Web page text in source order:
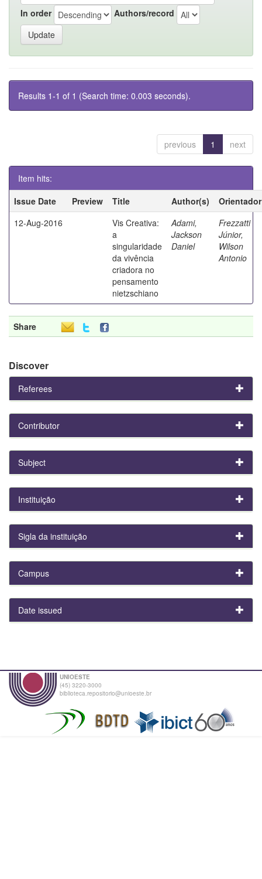
In order Authors/record
Results 1-1 of 1 (Search time: 0.003 seconds).
previous 1 next
Item hits:
Issue Date
Preview Title Author(s)
Orientador
12-Aug-2016
Vis Creativa:
a
singularidade
da vivência
criadora no
pensamento
nietzschiano
Adami,
Jackson
Daniel
Frezzatti
Júnior,
Wilson
Antonio
Share
Discover
Referees
Contributor
Subject
Instituição
Sigla da instituição
Campus
Date issued
UNIOESTE
(45) 3220-3000
biblioteca.repositorio@unioeste.br